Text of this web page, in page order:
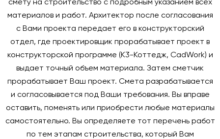
смету на строительство с подробным указанием всех
материалов и работ. Архитектор после согласования
с Вами проекта передает его в конструкторский
отдел, где проектировщик прорабатывает проект в
конструкторской программе (К3-Коттедж, CadWork) и
выдает точный объем материала. Затем сметчик
прорабатывает Ваш проект. Смета разрабатывается
и согласовывается под Ваши требования. Вы вправе
оставить, поменять или приобрести любые материалы
самостоятельно. Вы определяете тот перечень работ
по тем этапам строительства, который Вам